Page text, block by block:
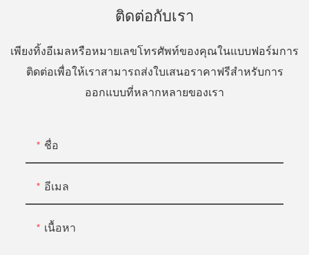
ติดต่อกับเรา
เพียงทิ้งอีเมลหรือหมายเลขโทรศัพท์ของคุณในแบบฟอร์มการ
ติดต่อเพื่อให้เราสามารถส่งใบเสนอราคาฟรีสำหรับการ
ออกแบบที่หลากหลายของเรา
ชื่อ
อีเมล
เนื้อหา